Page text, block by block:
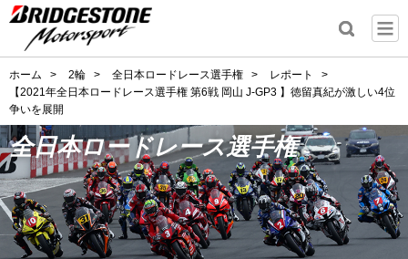
ホーム > 2輪 > 全日本ロードレース選手権 > レポート
>
【2021年全日本ロードレース選手権 第6戦 岡山 J-GP3 】徳留真紀が激しい4位
争いを展開
全日本ロードレース選手権